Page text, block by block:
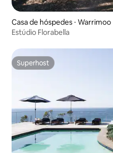
Casa de hóspedes ⋅ Warrimoo
Estúdio Florabella
Superhost
Superhost